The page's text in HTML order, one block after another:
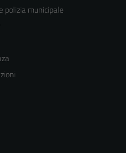
polizia municipale